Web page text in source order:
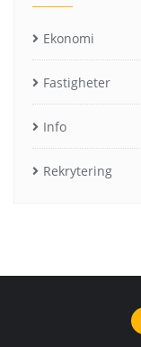
Ekonomi
Fastigheter
Info
Rekrytering